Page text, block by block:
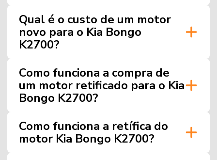
Qual é o custo de um motor
novo para o Kia Bongo
K2700?
Como funciona a compra de
um motor retificado para o Kia
Bongo K2700?
Como funciona a retífica do
motor Kia Bongo K2700?